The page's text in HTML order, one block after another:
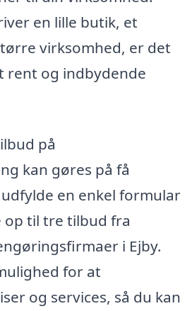
en lille butik, et
virksomhed, er det
rent og indbydende
på
kan gøres på få
en enkel formular
op til tre tilbud fra
i Ejby.
for at
og services, så du kan